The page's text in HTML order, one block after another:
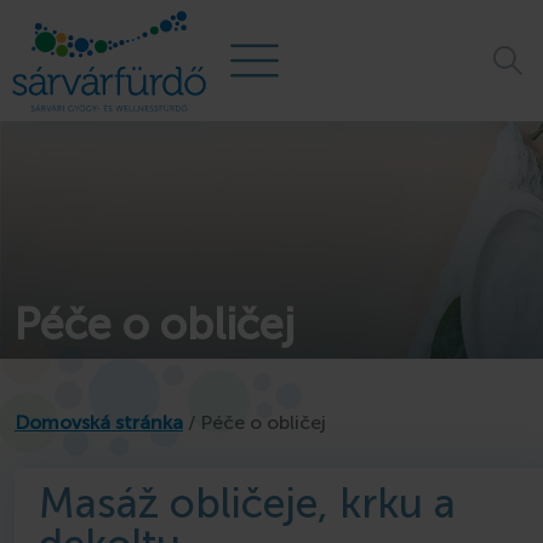
Rodinné zážitkové
Výhodné wellness
Péče o obličej
Domovská stránka / Péče o obličej
Masáž obličeje, krku a